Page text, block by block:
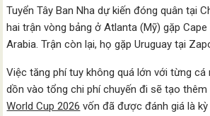
Tuyển Tây Ban Nha dự kiến đóng quân tại
hai trận vòng bảng ở Atlanta (Mỹ) gặp Cape
Arabia. Trận còn lại, họ gặp Uruguay tại
Việc tăng phí tuy không quá lớn với từng cá
dồn vào tổng chi phí chuyến đi sẽ tạo thêm
World Cup 2026 vốn đã được đánh giá là